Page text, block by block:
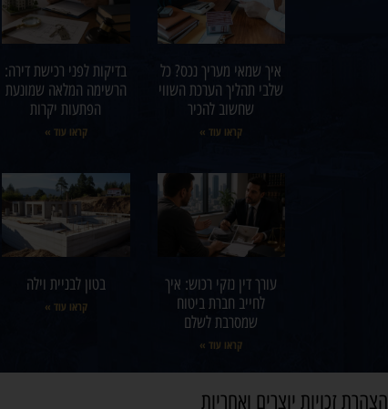
איך שמאי מעריך נכס? כל
שלבי תהליך הערכת השווי
שחשוב להכיר
קראו עוד »
בדיקות לפני רכישת דירה:
הרשימה המלאה שמונעת
הפתעות יקרות
קראו עוד »
עורך דין נזקי רכוש: איך
לחייב חברת ביטוח
שמסרבת לשלם
קראו עוד »
בטון לבניית וילה
קראו עוד »
הצהרת זכויות יוצרים ואחריות